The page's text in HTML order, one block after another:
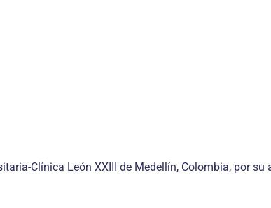
Clínica León XXIII de Medellín, Colombia, por